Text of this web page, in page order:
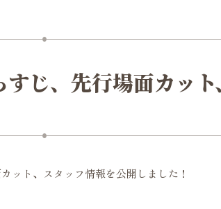
じ、先行場面カッ
ット、スタッフ情報を公開しました！